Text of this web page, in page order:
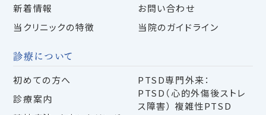
新着情報
当クリニックの特徴
お問い合わせ
当院のガイドライン
診療について
初めての方へ
診療案内
PTSD専門外来：
PTSD（心的外傷後ストレ
ス障害） 複雑性PTSD